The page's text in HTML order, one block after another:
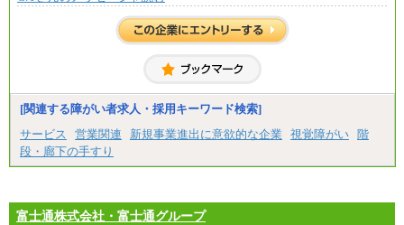
[関連する障がい者求人・採用キーワード検索]
サービス
営業関連 新規事業進出に意欲的な企業 視覚障がい 階
段・廊下の手すり
富士通株式会社・富士通グループ